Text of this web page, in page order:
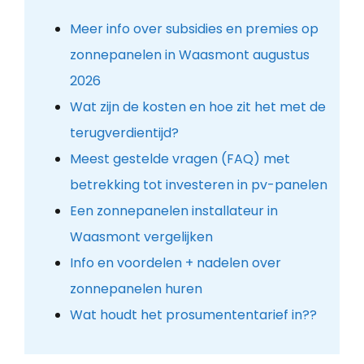
Meer info over subsidies en premies op
zonnepanelen in Waasmont augustus
2026
Wat zijn de kosten en hoe zit het met de
terugverdientijd?
Meest gestelde vragen (FAQ) met
betrekking tot investeren in pv-panelen
Een zonnepanelen installateur in
Waasmont vergelijken
Info en voordelen + nadelen over
zonnepanelen huren
Wat houdt het prosumententarief in??